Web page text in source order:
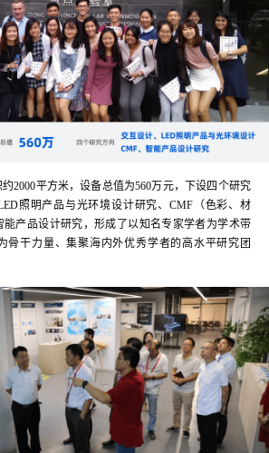
2000平方米，设备总值为560万元，下设四个研究
照明产品与光环境设计研究、CMF（色彩、材
产品设计研究，形成了以知名专家学者为学术带
骨干力量、集聚海内外优秀学者的高水平研究团